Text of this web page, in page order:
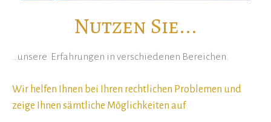
Nutzen Sie...
…unsere Erfahrungen in verschiedenen Bereichen.
Wir helfen Ihnen bei Ihren rechtlichen Problemen und
zeige Ihnen sämtliche Möglichkeiten auf.